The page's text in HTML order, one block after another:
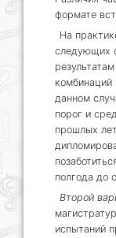
формате
На
следующих
данном
порог и
прошлых
полгода до
Второй
испытаний